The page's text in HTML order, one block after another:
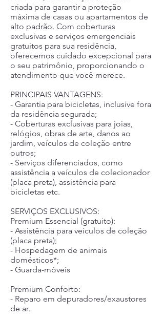
criada para garantir a proteção
máxima de casas ou apartamentos de
alto padrão. Com coberturas
exclusivas e serviços emergenciais
gratuitos para sua residência,
oferecemos cuidado excepcional para
o seu patrimônio, proporcionando o
atendimento que você merece.
PRINCIPAIS VANTAGENS:
- Garantia para bicicletas, inclusive fora
da residência segurada;
- Coberturas exclusivas para joias,
relógios, obras de arte, danos ao
jardim, veículos de coleção entre
outros;
- Serviços diferenciados, como
assistência a veículos de colecionador
(placa preta), assistência para
bicicletas etc.
SERVIÇOS EXCLUSIVOS:
Premium Essencial (gratuito):
- Assistência para veículos de coleção
(placa preta);
- Hospedagem de animais
domésticos*;
- Guarda-móveis
Premium Conforto:
- Reparo em depuradores/exaustores
de ar.